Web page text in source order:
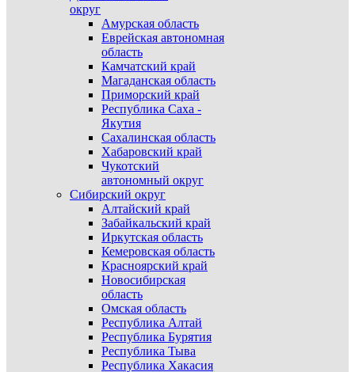
округ
Амурская область
Еврейская автономная
область
Камчатский край
Магаданская область
Приморский край
Республика Саха -
Якутия
Сахалинская область
Хабаровский край
Чукотский
автономный округ
Сибирский округ
Алтайский край
Забайкальский край
Иркутская область
Кемеровская область
Красноярский край
Новосибирская
область
Омская область
Республика Алтай
Республика Бурятия
Республика Тыва
Республика Хакасия